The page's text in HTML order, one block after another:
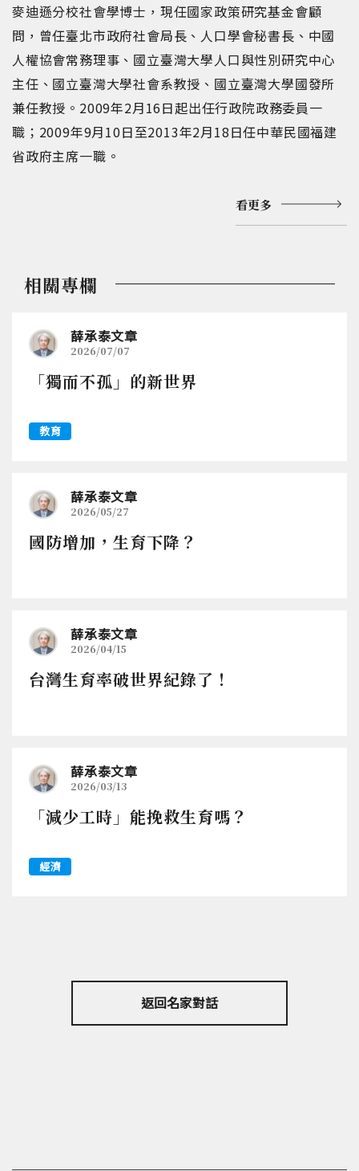
麥迪遜分校社會學博士，現任國家政策研究基金會顧
問，曾任臺北市政府社會局長、人口學會秘書長、中國
人權協會常務理事、國立臺灣大學人口與性別研究中心
主任、國立臺灣大學社會系教授、國立臺灣大學國發所
兼任教授。2009年2月16日起出任行政院政務委員一
職；2009年9月10日至2013年2月18日任中華民國福建
省政府主席一職。
看更多
相關專欄
薛承泰文章
2026/07/07
「獨而不孤」的新世界
教育
薛承泰文章
2026/05/27
國防增加，生育下降？
薛承泰文章
2026/04/15
台灣生育率破世界紀錄了！
薛承泰文章
2026/03/13
「減少工時」能挽救生育嗎？
經濟
返回名家對話